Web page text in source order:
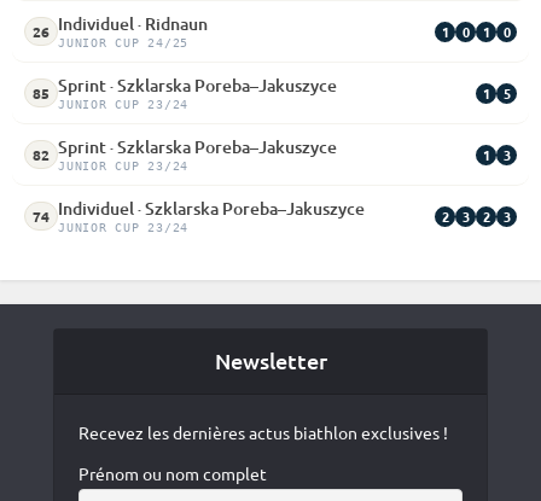
26 Individuel · Ridnaun
JUNIOR CUP 24/25
1 0 1 0
85 Sprint · Szklarska Poreba–Jakuszyce
JUNIOR CUP 23/24
1 5
82 Sprint · Szklarska Poreba–Jakuszyce
JUNIOR CUP 23/24
1 3
74 Individuel · Szklarska Poreba–Jakuszyce
JUNIOR CUP 23/24
2 3 2 3
Newsletter
Recevez les dernières actus biathlon exclusives !
Prénom ou nom complet